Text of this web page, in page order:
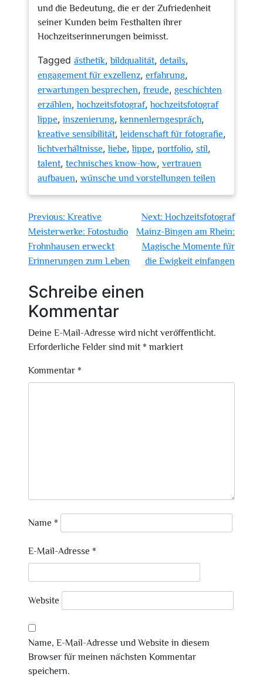
und die Bedeutung, die er der Zufriedenheit
seiner Kunden beim Festhalten ihrer
Hochzeitserinnerungen beimisst.
Tagged ästhetik,bildqualität, details,
engagement für exzellenz, erfahrung,
erwartungen besprechen, freude, geschichten
erzählen,hochzeitsfotograf,hochzeitsfotograf
lippe, inszenierung,kennenlerngespräch,
kreative sensibilität,leidenschaft für fotografie,
lichtverhältnisse,liebe,lippe, portfolio, stil,
talent, technisches know-how, vertrauen
aufbauen, wünsche und vorstellungen teilen
Beitragsnavigation
Previous: Kreative
Meisterwerke: Fotostudio
Frohnhausen erweckt
Erinnerungen zum Leben
Next: Hochzeitsfotograf
Mainz-Bingen am Rhein:
Magische Momente für
die Ewigkeit einfangen
Schreibe einen
Kommentar
Deine E-Mail-Adresse wird nicht veröffentlicht.
Erforderliche Felder sind mit * markiert
Kommentar *
Name *
E-Mail-Adresse *
Website
Name, E-Mail-Adresse und Website in diesem
Browser für meinen nächsten Kommentar
speichern.